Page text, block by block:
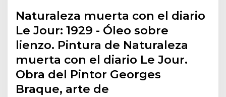
Naturaleza muerta con el diario
Le Jour: 1929 - Óleo sobre
lienzo. Pintura de Naturaleza
muerta con el diario Le Jour.
Obra del Pintor Georges
Braque, arte de